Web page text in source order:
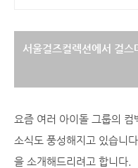
서울걸즈컬렉션에서 걸
요즘 여러 아이돌 그룹의
소식도 풍성해지고 있습니
을 소개해드리려고 합니다.